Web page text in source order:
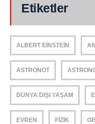
Etiketler
ALBERT EINSTEIN
ASTRONOT
DÜNYA DIŞI YAŞAM
EVREN FIZIK